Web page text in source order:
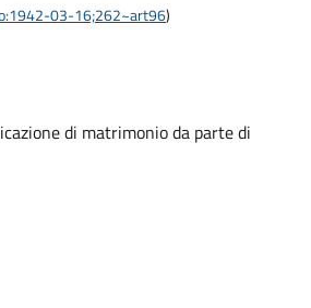
03-16;262~art96)
di matrimonio da parte di